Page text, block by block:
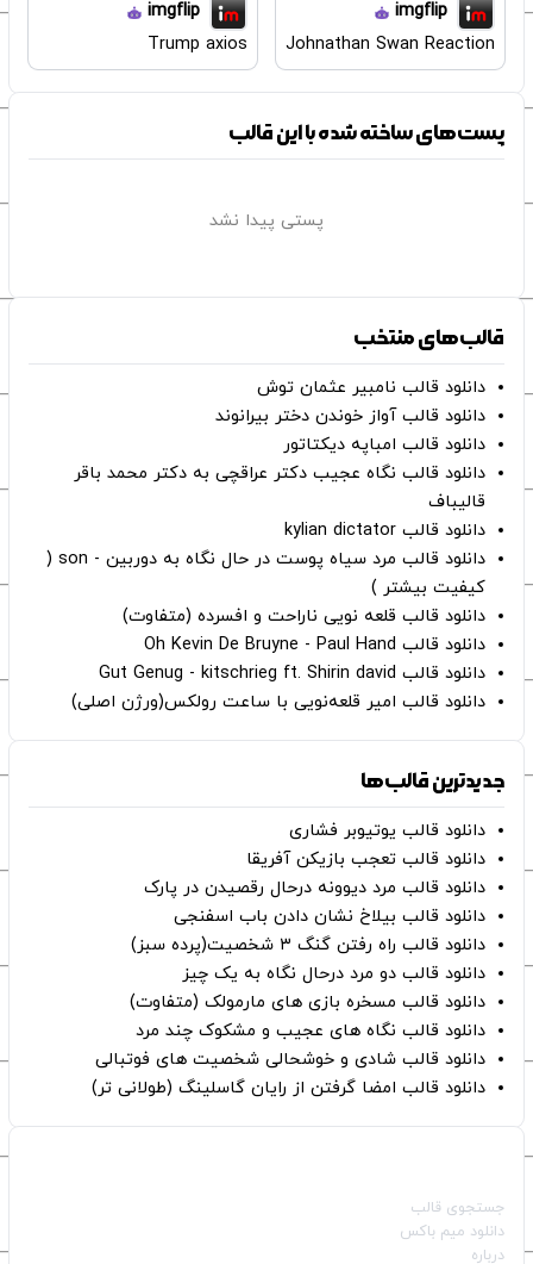
imgflip
Johnathan Swan Reaction
imgflip
Trump axios
پست‌های ساخته شده با این قالب
پستی پیدا نشد
قالب‌های منتخب
دانلود قالب نامبیر عثمان ‌توش
دانلود قالب آواز خوندن دختر بیرانوند
دانلود قالب امباپه دیکتاتور
دانلود قالب نگاه عجیب دکتر عراقچی به دکتر محمد باقر
قالیباف
دانلود قالب kylian dictator
دانلود قالب مرد سیاه پوست در حال نگاه به دوربین - son (
کیفیت بیشتر )
دانلود قالب قلعه نویی ناراحت و افسرده (متفاوت)
دانلود قالب Oh Kevin De Bruyne - Paul Hand
دانلود قالب Gut Genug - kitschrieg ft. Shirin david
دانلود قالب امیر قلعه‌نویی با ساعت رولکس(ورژن اصلی)
جدیدترین قالب‌ها
دانلود قالب یوتیوبر فشاری
دانلود قالب تعجب بازیکن آفریقا
دانلود قالب مرد دیوونه درحال رقصیدن در پارک
دانلود قالب بیلاخ نشان دادن باب اسفنجی
دانلود قالب راه رفتن گنگ ۳ شخصیت(پرده سبز)
دانلود قالب دو مرد درحال نگاه به یک چیز
دانلود قالب مسخره بازی های مارمولک (متفاوت)
دانلود قالب نگاه های عجیب و مشکوک چند مرد
دانلود قالب شادی و خوشحالی شخصیت های فوتبالی
دانلود قالب امضا گرفتن از رایان گاسلینگ (طولانی تر)
جستجوی قالب
دانلود میم باکس
درباره